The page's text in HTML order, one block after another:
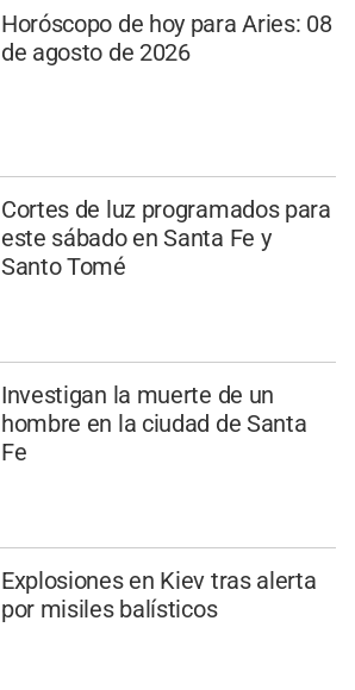
Horóscopo de hoy para Aries: 08
de agosto de 2026
Cortes de luz programados para
este sábado en Santa Fe y
Santo Tomé
Investigan la muerte de un
hombre en la ciudad de Santa
Fe
Explosiones en Kiev tras alerta
por misiles balísticos